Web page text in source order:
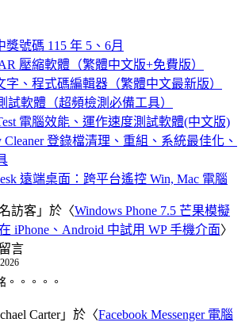
號碼 115 年 5、6月
壓縮軟體（繁體中文版+免費版）
字、程式碼編輯器（繁體中文最新版）
試軟體（超頻檢測必備工具）
電腦效能、運作速度測試軟體(中文版)
Cleaner 登錄檔清理、重組、系統最佳化、
遠端桌面：跨平台遙控 Win, Mac 電腦
訪客 」於〈Windows Phone 7.5 芒果模擬
iPhone、Android 中試用 WP 手機介面〉
言
。。。。。
Carter」於〈Facebook Messenger 電腦